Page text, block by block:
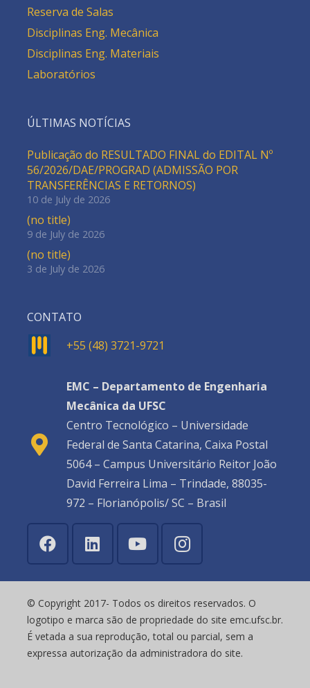
Reserva de Salas
Disciplinas Eng. Mecânica
Disciplinas Eng. Materiais
Laboratórios
ÚLTIMAS NOTÍCIAS
Publicação do RESULTADO FINAL do EDITAL Nº
56/2026/DAE/PROGRAD (ADMISSÃO POR
TRANSFERÊNCIAS E RETORNOS)
10 de July de 2026
(no title)
9 de July de 2026
(no title)
3 de July de 2026
CONTATO
+55 (48) 3721-9721
EMC – Departamento de Engenharia
Mecânica da UFSC
Centro Tecnológico – Universidade
Federal de Santa Catarina, Caixa Postal
5064 – Campus Universitário Reitor João
David Ferreira Lima – Trindade, 88035-
972 – Florianópolis/ SC – Brasil
© Copyright 2017- Todos os direitos reservados. O
logotipo e marca são de propriedade do site emc.ufsc.br.
É vetada a sua reprodução, total ou parcial, sem a
expressa autorização da administradora do site.